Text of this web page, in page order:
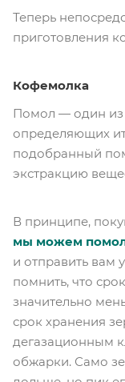
Теперь
приготовления
Кофемолка
Помол — один из
определяющих
подобранный
экстракцию
В принципе,
мы можем
и отправить вам
помнить, что
значительно
срок хранения
дегазационным
обжарки. Само